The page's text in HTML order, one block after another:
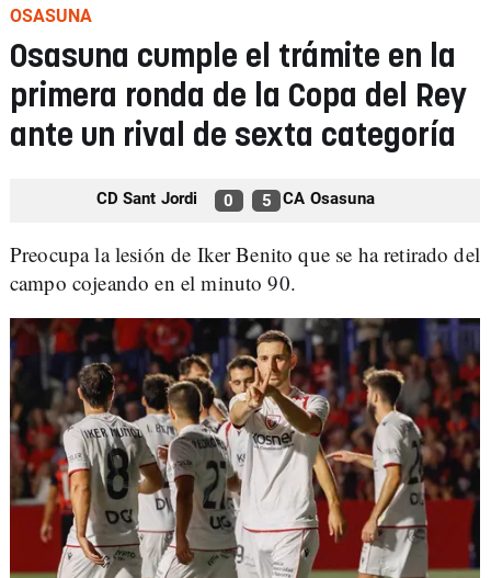
OSASUNA
Osasuna cumple el trámite en la
primera ronda de la Copa del Rey
ante un rival de sexta categoría
CD Sant Jordi 0 5 CA Osasuna
Preocupa la lesión de Iker Benito que se ha retirado del
campo cojeando en el minuto 90.